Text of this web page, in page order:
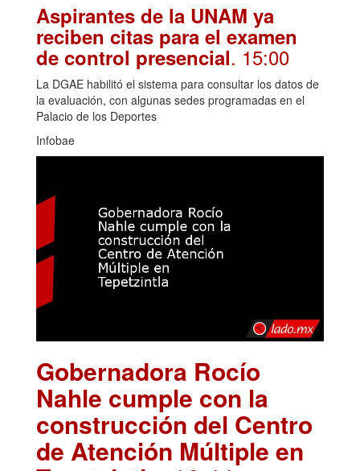
Aspirantes de la UNAM ya
reciben citas para el examen
de control presencial. 15:00
La DGAE habilitó el sistema para consultar los datos de
la evaluación, con algunas sedes programadas en el
Palacio de los Deportes
Infobae
Gobernadora Rocío
Nahle cumple con la
construcción del Centro
de Atención Múltiple en